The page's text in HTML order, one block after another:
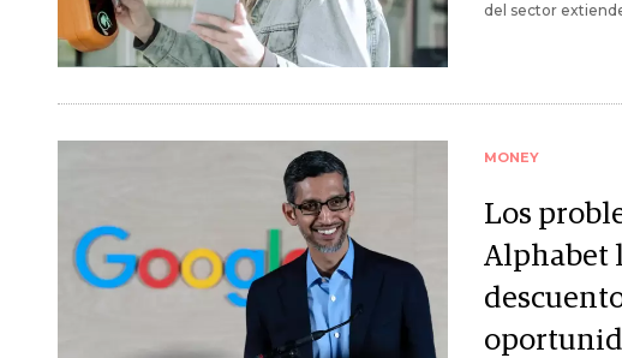
del sector
MONEY
Los
Alphabet